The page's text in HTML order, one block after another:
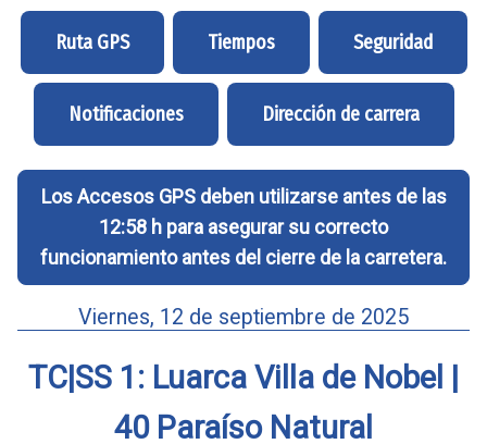
Ruta GPS Tiempos Seguridad
Notificaciones Dirección de carrera
Los Accesos GPS deben utilizarse antes de las
12:58 h para asegurar su correcto
funcionamiento antes del cierre de la carretera.
Viernes, 12 de septiembre de 2025
TC|SS 1: Luarca Villa de Nobel |
40 Paraíso Natural